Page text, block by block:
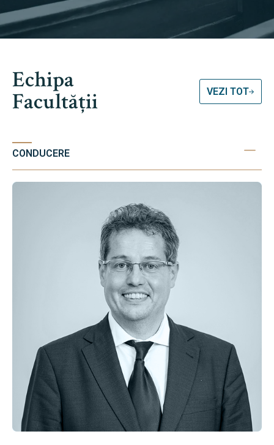
Echipa
Facultății VEZI TOT
CONDUCERE